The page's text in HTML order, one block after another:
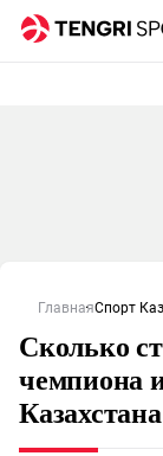
ГлавнаяСпорт
Сколько
чемпиона